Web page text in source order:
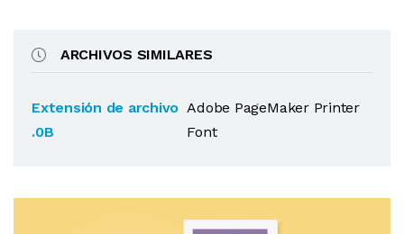
ARCHIVOS SIMILARES
Extensión de archivo
.0B
Adobe PageMaker Printer
Font